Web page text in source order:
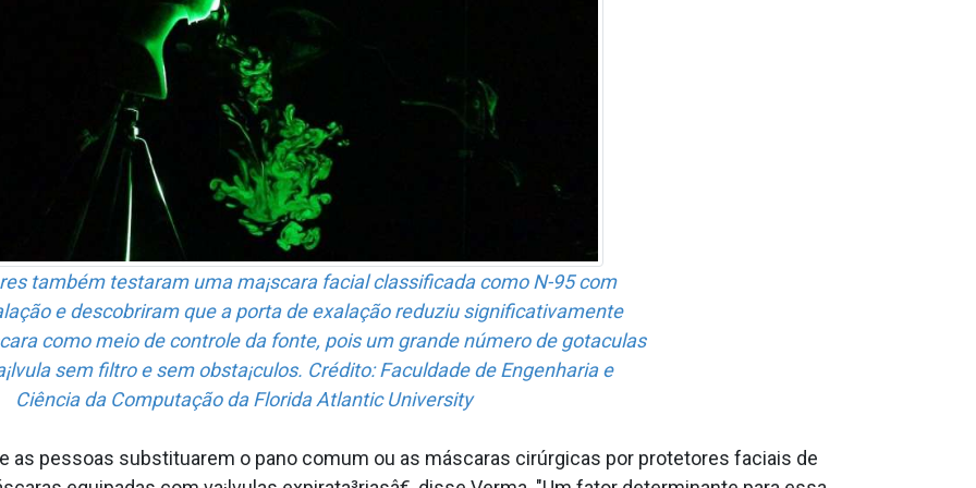
também testaram uma ma¡scara facial classificada como N-95 com
e descobriram que a porta de exalação reduziu significativamente
como meio de controle da fonte, pois um grande número de gota­culas
sem filtro e sem obsta¡culos. Crédito: Faculdade de Engenharia e
Ciência da Computação da Florida Atlantic University
as pessoas substitua­rem o pano comum ou as máscaras cirúrgicas por protetores faciais de